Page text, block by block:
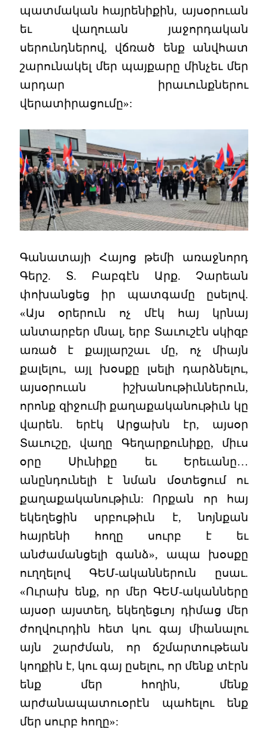
պատմական հայրենիքին, այսօրուան
եւ վաղուան յաջորդական
սերունդներով, վճռած ենք անվհատ
շարունակել մեր պայքարը մինչեւ մեր
արդար իրաւունքներու
վերատիրացումը»:
Գանատայի Հայոց թեմի առաջնորդ
Գերշ. Տ. Բաբգէն Արք. Չարեան
փոխանցեց իր պատգամը ըսելով.
«Այս օրերուն ոչ մէկ հայ կրնայ
անտարբեր մնալ, երբ Տաւուշէն սկիզբ
առած է քայլարշաւ մը, ոչ միայն
քալելու, այլ խօսքը լսելի դարձնելու,
այսօրուան իշխանութիւններուն,
որոնք զիջումի քաղաքականութիւն կը
վարեն. երէկ Արցախն էր, այսօր
Տաւուշը, վաղը Գեղարքունիքը, միւս
օրը Սիւնիքը եւ Երեւանը…
անընդունելի է նման մօտեցում ու
քաղաքականութիւն: Որքան որ հայ
եկեղեցին սրբութիւն է, նոյնքան
հայրենի հողը սուրբ է եւ
անժամանցելի գանձ», ապա խօսքը
ուղղելով ԳԵՄ-ականներուն ըսաւ.
«Ուրախ ենք, որ մեր ԳԵՄ-ականները
այսօր այստեղ, եկեղեցւոյ դիմաց մեր
ժողվուրդին հետ կու գայ միանալու
այն շարժման, որ ճշմարտութեան
կողքին է, կու գայ ըսելու, որ մենք տէրն
ենք մեր հողին, մենք
արժանապատուօրէն պահելու ենք
մեր սուրբ հողը»: